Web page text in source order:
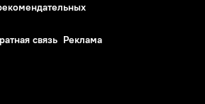
связь Реклама